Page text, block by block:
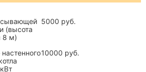
(высота
8 м)
5000 руб.
10000 руб.